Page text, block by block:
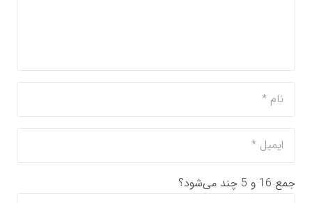
جمع 16 و 5 چند می‌شود؟